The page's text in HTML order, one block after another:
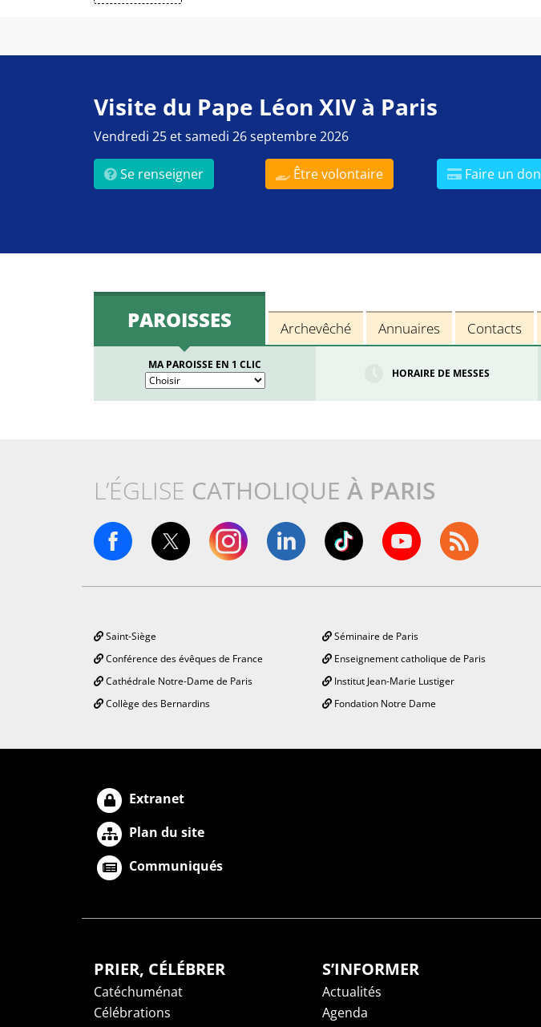
Visite du Pape Léon XIV à Paris
Vendredi 25 et samedi 26 septembre 2026
Se renseigner Être volontaire Faire un don
PAROISSES Archevêché Annuaires Contacts
MA PAROISSE EN 1 CLIC
HORAIRE DE MESSES
L’ÉGLISE CATHOLIQUE À PARIS
Saint-Siège
Conférence des évêques de France
Cathédrale Notre-Dame de Paris
Collège des Bernardins
Séminaire de Paris
Enseignement catholique de Paris
Institut Jean-Marie Lustiger
Fondation Notre Dame
Extranet
Plan du site
Communiqués
PRIER, CÉLÉBRER
Catéchuménat
Célébrations
S’INFORMER
Actualités
Agenda